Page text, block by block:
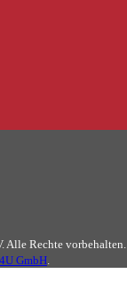
Alle Rechte vorbehalten.
GmbH.